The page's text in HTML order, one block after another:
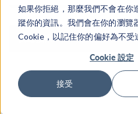
如果你拒絕，那麼我們不會在你
蹤你的資訊。我們會在你的瀏覽
Cookie，以記住你的偏好為不受
Cookie 設定
接受
快速搜索
按物理领域过滤